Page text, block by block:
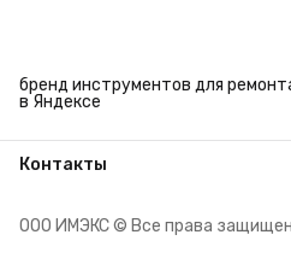
бренд инструментов для
в Яндексе
Контакты
Телефон
ООО ИМЭКС © Все права